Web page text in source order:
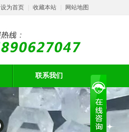
设为首页 收藏本站 网站地图
联系我们